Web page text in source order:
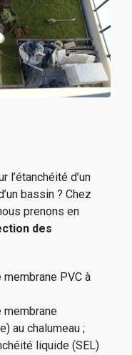
l’étanchéité d’un
bassin ? Chez
prenons en
des
PVC à
membrane
au chalumeau ;
liquide (SEL)